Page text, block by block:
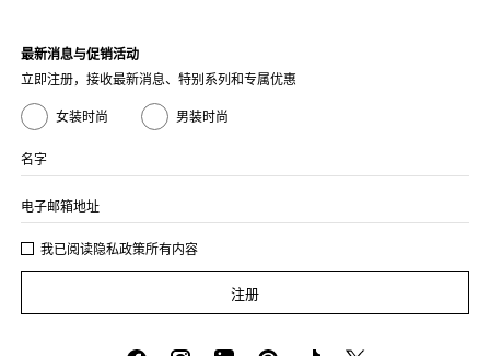
最新消息与促销活动
立即注册，接收最新消息、特别系列和专属优惠
女装时尚 男装时尚
名字
电子邮箱地址
我已阅读隐私政策所有内容
注册